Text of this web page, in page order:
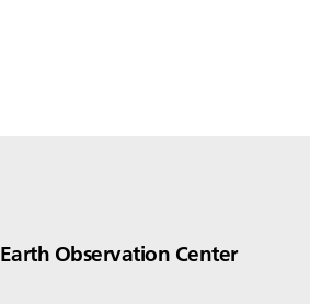
Earth Observation Center